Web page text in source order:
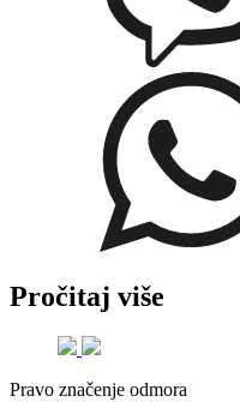
Pročitaj više
Pravo značenje odmora